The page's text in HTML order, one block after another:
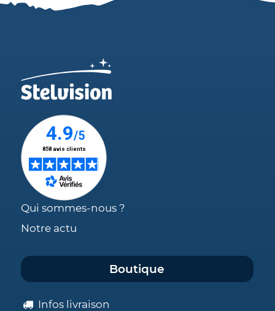
Qui sommes-nous ?
Notre actu
Boutique
Infos livraison